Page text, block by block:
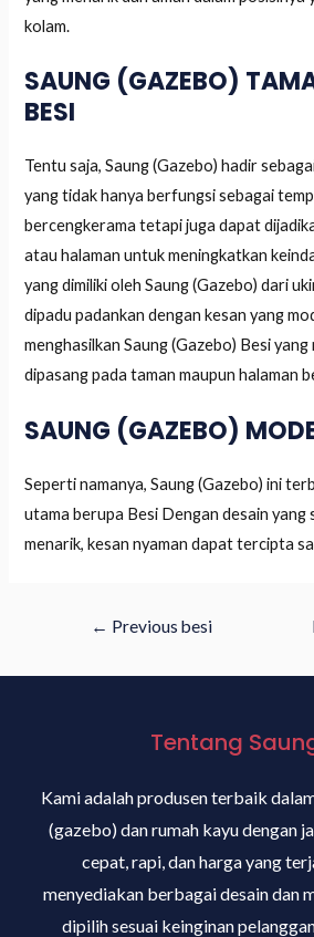
kolam.
SAUNG (GAZEBO)
BESI
Tentu saja, Saung (Gazebo) hadir
yang tidak hanya berfungsi sebagai
bercengkerama tetapi juga dapat
atau halaman untuk meningkatkan
yang dimiliki oleh Saung (Gazebo) dari
dipadu padankan dengan kesan yang
menghasilkan Saung (Gazebo) Besi
dipasang pada taman maupun halaman
SAUNG (GAZEBO)
Seperti namanya, Saung (Gazebo) ini
utama berupa Besi Dengan desain yang
menarik, kesan nyaman dapat tercipta
← Previous besi
Tentang
Kami adalah produsen terbaik
(gazebo) dan rumah kayu dengan
cepat, rapi, dan harga yang
menyediakan berbagai desain dan
dipilih sesuai keinginan